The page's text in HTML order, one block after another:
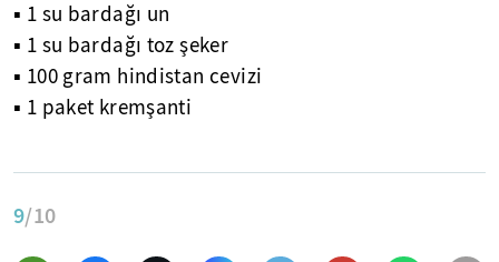
▪ 1 su bardağı un
▪ 1 su bardağı toz şeker
▪ 100 gram hindistan cevizi
▪ 1 paket kremşanti
9/10